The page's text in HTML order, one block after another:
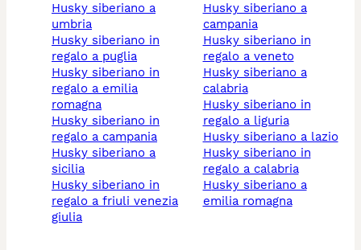
husky siberiano a
umbria
husky siberiano in
regalo a puglia
husky siberiano in
regalo a emilia
romagna
husky siberiano in
regalo a campania
husky siberiano a
sicilia
husky siberiano in
regalo a friuli venezia
giulia
husky siberiano a
campania
husky siberiano in
regalo a veneto
husky siberiano a
calabria
husky siberiano in
regalo a liguria
husky siberiano a lazio
husky siberiano in
regalo a calabria
husky siberiano a
emilia romagna